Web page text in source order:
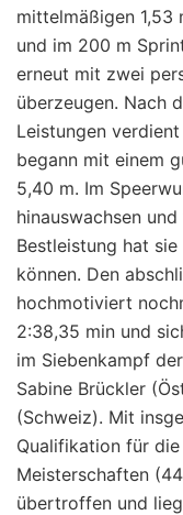
mittelmäßigen 1,53
und im 200 m
erneut mit zwei
überzeugen. Nach
Leistungen
begann mit einem
5,40 m. Im
hinauswachsen
Bestleistung hat
können. Den
hochmotiviert
2:38,35 min und
im Siebenkampf
Sabine Brückler
(Schweiz). Mit
Qualifikation für
Meisterschaften
übertroffen und